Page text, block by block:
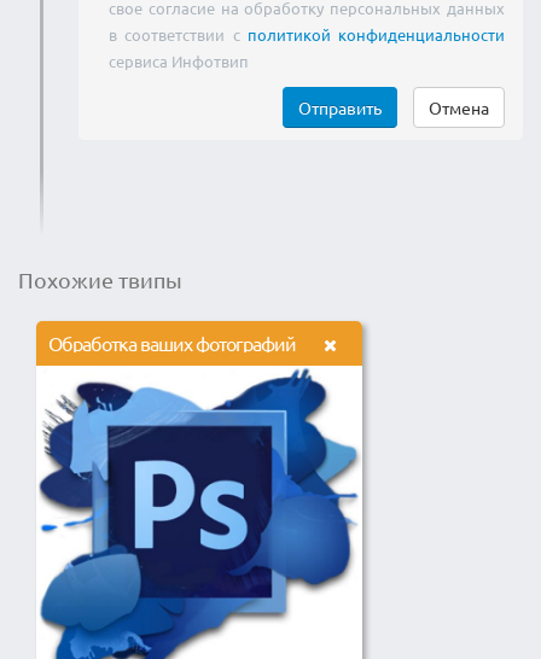
свое согласие на обработку персональных данных
в соответствии с политикой конфиденциальности
сервиса Инфотвип
Отправить Отмена
Похожие твипы
Обработка ваших фотографий